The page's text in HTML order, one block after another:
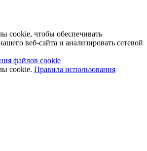
cookie, чтобы обеспечивать
веб-сайта и анализировать сетевой
файлов cookie
cookie. Правила использования